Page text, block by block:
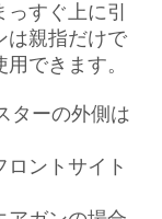
すぐ上に引
は親指だけで
できます。
ターの外側は
ントサイト